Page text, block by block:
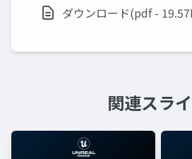
ダウンロード(pdf -
関連スラ